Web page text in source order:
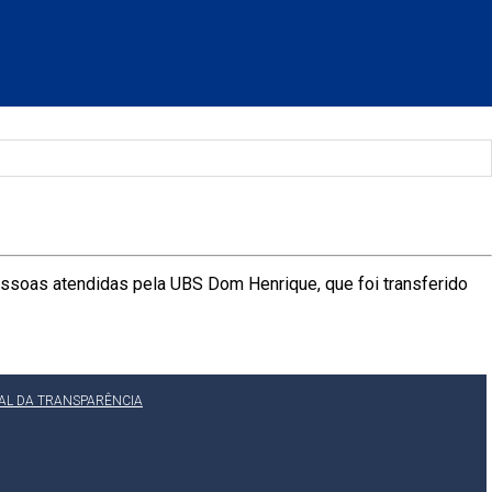
atendidas pela UBS Dom Henrique, que foi transferido
DA TRANSPARÊNCIA